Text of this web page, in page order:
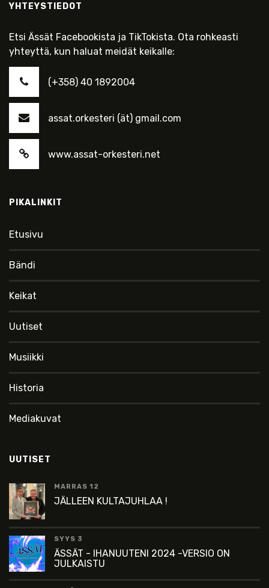
YHTEYSTIEDOT
Etsi Ässät Facebookista ja TikTokista. Ota rohkeasti
yhteyttä, kun haluat meidät keikalle:
(+358) 40 1892004
assat.orkesteri (ät) gmail.com
www.assat-orkesteri.net
PIKALINKIT
Etusivu
Bändi
Keikat
Uutiset
Musiikki
Historia
Mediakuvat
UUTISET
MARRAS 12
JÄLLEEN KULTAJUHLAA !
SYYS 3
ÄSSÄT - IHANUUTENI 2024 -VERSIO ON
JULKAISTU